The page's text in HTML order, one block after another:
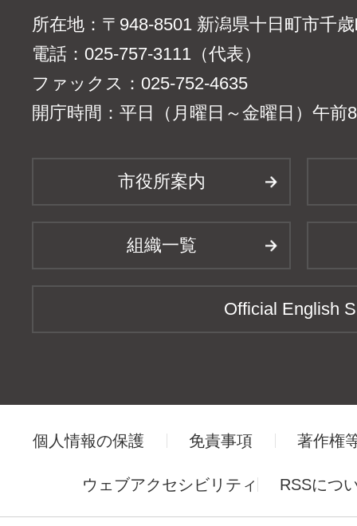
所在地：〒948-8501 新潟県十日町市千
電話：025-757-3111（代表）
ファックス：025-752-4635
開庁時間：平日（月曜日～金曜日）午前
市役所案内
組織一覧
Official English
個人情報の保護 免責事項 著作権
ウェブアクセシビリティ RSSにつ